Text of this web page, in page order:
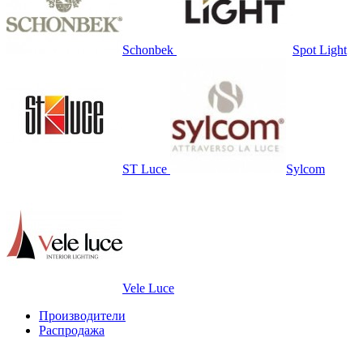
Schonbek Spot Light
ST Luce Sylcom
Vele Luce
Производители
Распродажа